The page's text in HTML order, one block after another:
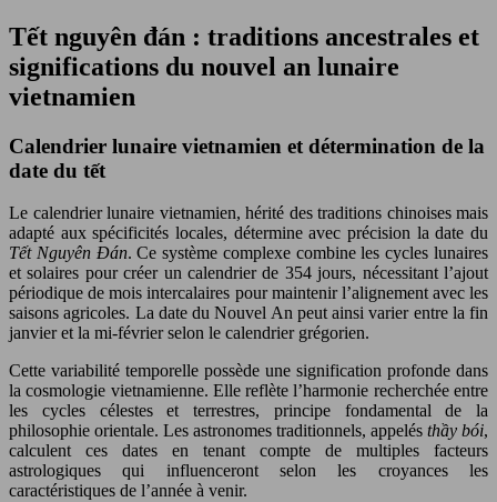
Tết nguyên đán : traditions ancestrales et
significations du nouvel an lunaire
vietnamien
Calendrier lunaire vietnamien et détermination de la
date du tết
Le calendrier lunaire vietnamien, hérité des traditions chinoises mais
adapté aux spécificités locales, détermine avec précision la date du
Tết Nguyên Đán. Ce système complexe combine les cycles lunaires
et solaires pour créer un calendrier de 354 jours, nécessitant l’ajout
périodique de mois intercalaires pour maintenir l’alignement avec les
saisons agricoles. La date du Nouvel An peut ainsi varier entre la fin
janvier et la mi-février selon le calendrier grégorien.
Cette variabilité temporelle possède une signification profonde dans
la cosmologie vietnamienne. Elle reflète l’harmonie recherchée entre
les cycles célestes et terrestres, principe fondamental de la
philosophie orientale. Les astronomes traditionnels, appelés thầy bói,
calculent ces dates en tenant compte de multiples facteurs
astrologiques qui influenceront selon les croyances les
caractéristiques de l’année à venir.